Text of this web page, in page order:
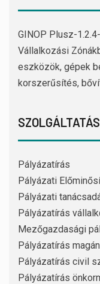
GINOP Plusz-
Vállalkozási
eszközök, gépek
korszerűsítés,
Pályázatírás
Pályázati
Pályázati
Pályázatírás
Mezőgazdasági
Pályázatírás
Pályázatírás civil
Pályázatírás